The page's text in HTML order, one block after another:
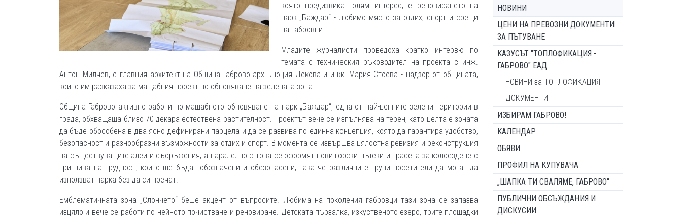
която предизвика голям интерес, е реновирането на
парк „Баждар“ - любимо място за отдих, спорт и срещи
на габровци.
Младите журналисти проведоха кратко интервю по
темата с техническия ръководител на проекта с инж.
Антон Милчев, с главния архитект на Община Габрово арх. Люция Декова и инж. Мария Стоева - надзор от общината,
които им разказаха за мащабния проект по обновяване на зелената зона.
Община Габрово активно работи по мащабното обновяване на парк „Баждар“, една от най-ценните зелени територии в
града, обхващаща близо 70 декара естествена растителност. Проектът вече се изпълнява на терен, като целта е зоната
да бъде обособена в два ясно дефинирани парцела и да се развива по единна концепция, която да гарантира удобство,
безопасност и разнообразни възможности за отдих и спорт. В момента се извършва цялостна ревизия и реконструкция
на съществуващите алеи и съоръжения, а паралелно с това се оформят нови горски пътеки и трасета за колоездене с
три нива на трудност, които ще бъдат обозначени и обезопасени, така че различните групи посетители да могат да
използват парка без да си пречат.
Емблематичната зона „Слончето“ беше акцент от въпросите. Любима на поколения габровци тази зона се запазва
изцяло и вече се работи по нейното почистване и реновиране. Детската пързалка, изкуственото езеро, трите площадки
НОВИНИ
ЦЕНИ НА ПРЕВОЗНИ ДОКУМЕНТИ
ЗА ПЪТУВАНЕ
КАЗУСЪТ "ТОПЛОФИКАЦИЯ -
ГАБРОВО" ЕАД
НОВИНИ за ТОПЛОФИКАЦИЯ
ДОКУМЕНТИ
ИЗБИРАМ ГАБРОВО!
КАЛЕНДАР
ОБЯВИ
ПРОФИЛ НА КУПУВАЧА
„ШАПКА ТИ СВАЛЯМЕ, ГАБРОВО“
ПУБЛИЧНИ ОБСЪЖДАНИЯ И
ДИСКУСИИ